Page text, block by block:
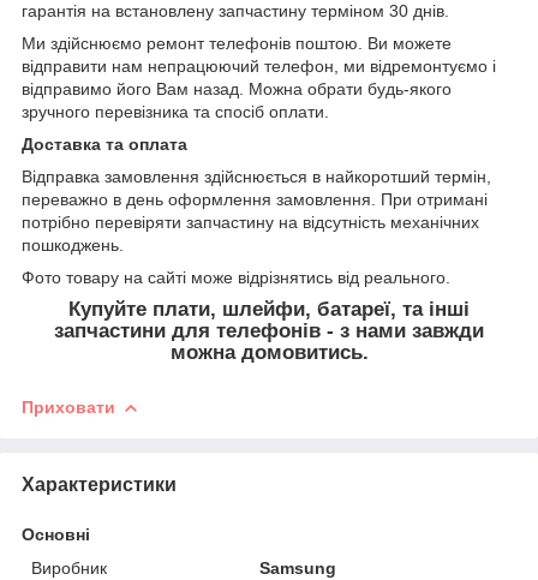
гарантія на встановлену запчастину терміном 30 днів.
Ми здійснюємо ремонт телефонів поштою. Ви можете
відправити нам непрацюючий телефон, ми відремонтуємо і
відправимо його Вам назад. Можна обрати будь-якого
зручного перевізника та спосіб оплати.
Доставка та оплата
Відправка замовлення здійснюється в найкоротший термін,
переважно в день оформлення замовлення. При отримані
потрібно перевіряти запчастину на відсутність механічних
пошкоджень.
Фото товару на сайті може відрізнятись від реального.
Купуйте плати, шлейфи, батареї, та інші
запчастини для телефонів - з нами завжди
можна домовитись.
Приховати
Характеристики
Основні
Виробник
Samsung